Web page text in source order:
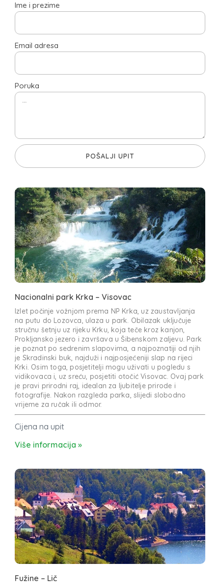
Ime i prezime
Email adresa
Poruka
POŠALJI UPIT
Nacionalni park Krka – Visovac
Izlet počinje vožnjom prema NP Krka, uz zaustavljanja
na putu do Lozovca, ulaza u park. Obilazak uključuje
stručnu šetnju uz rijeku Krku, koja teče kroz kanjon,
Prokljansko jezero i završava u Šibenskom zaljevu. Park
je poznat po sedrenim slapovima, a najpoznatiji od njih
je Skradinski buk, najduži i najposjećeniji slap na rijeci
Krki. Osim toga, posjetitelji mogu uživati u pogledu s
vidikovaca i, uz sreću, posjetiti otočić Visovac. Ovaj park
je pravi prirodni raj, idealan za ljubitelje prirode i
fotografije. Nakon razgleda parka, slijedi slobodno
vrijeme za ručak ili odmor.
Cijena na upit
Više informacija »
Fužine – Lič